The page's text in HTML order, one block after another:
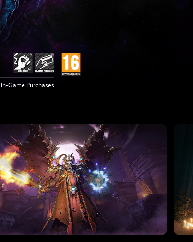
In-Game Purchases, العناصر العنيفة